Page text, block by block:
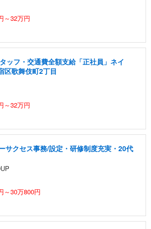
～32万円
ッフ・交通費全額支給「正社員」ネイ
区歌舞伎町2丁目
～32万円
サクセス事務/設定・研修制度充実・20代
～30万800円